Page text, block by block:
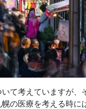
て考えていますが、
の医療を考える時に